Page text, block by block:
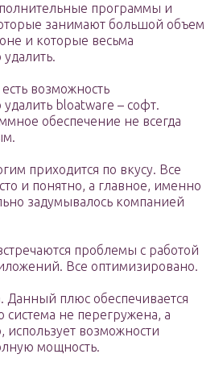
программы и
занимают большой объем
и которые весьма
возможность
удалить bloatware – софт.
обеспечение не всегда
приходится по вкусу. Все
и понятно, а главное, именно
задумывалось компанией
проблемы с работой
Все оптимизировано.
Данный плюс обеспечивается
система не перегружена, а
использует возможности
мощность.